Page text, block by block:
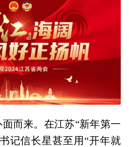
而来。在江苏“新年第一
记信长星甚至用“开年就